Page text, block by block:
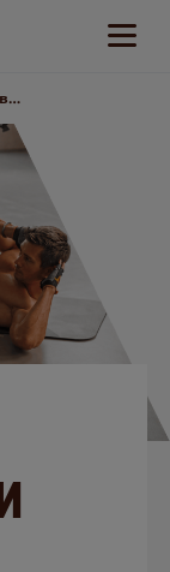
Физическая активность и здоровье печени